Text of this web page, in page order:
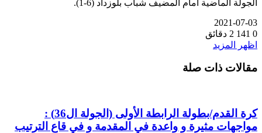
الجولة الماضية أمام المضيف شباب بلوزداد (6-1).
2021-07-03
0
2 دقائق
اظهر المزيد
مقالات ذات صلة
كرة القدم/بطولة الرابطة الأولى (الجولة ال36) :
مواجهات مثيرة و واعدة في المقدمة و في قاع الترتيب